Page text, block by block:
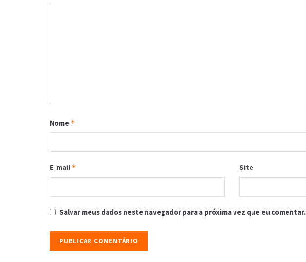
Nome *
E-mail * Site
Salvar meus dados neste navegador para a próxima vez que eu comentar.